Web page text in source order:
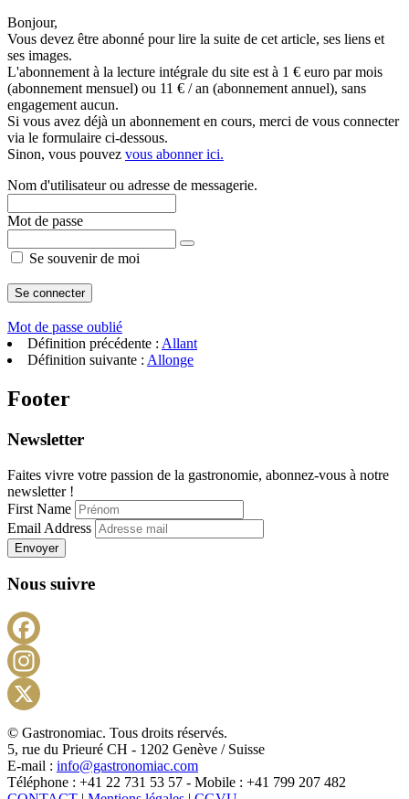
Bonjour,
Vous devez être abonné pour lire la suite de cet article, ses liens et
ses images.
L'abonnement à la lecture intégrale du site est à 1 € euro par mois
(abonnement mensuel) ou 11 € / an (abonnement annuel), sans
engagement aucun.
Si vous avez déjà un abonnement en cours, merci de vous connecter
via le formulaire ci-dessous.
Sinon, vous pouvez vous abonner ici.
Nom d'utilisateur ou adresse de messagerie.
Mot de passe
Se souvenir de moi
Mot de passe oublié
Définition précédente : Allant
Définition suivante : Allonge
Footer
Newsletter
Faites vivre votre passion de la gastronomie, abonnez-vous à notre
newsletter !
First Name
Email Address
Envoyer
Nous suivre
X
© Gastronomiac. Tous droits réservés.
5, rue du Prieuré CH - 1202 Genève / Suisse
E-mail : info@gastronomiac.com
Téléphone : +41 22 731 53 57 - Mobile : +41 799 207 482